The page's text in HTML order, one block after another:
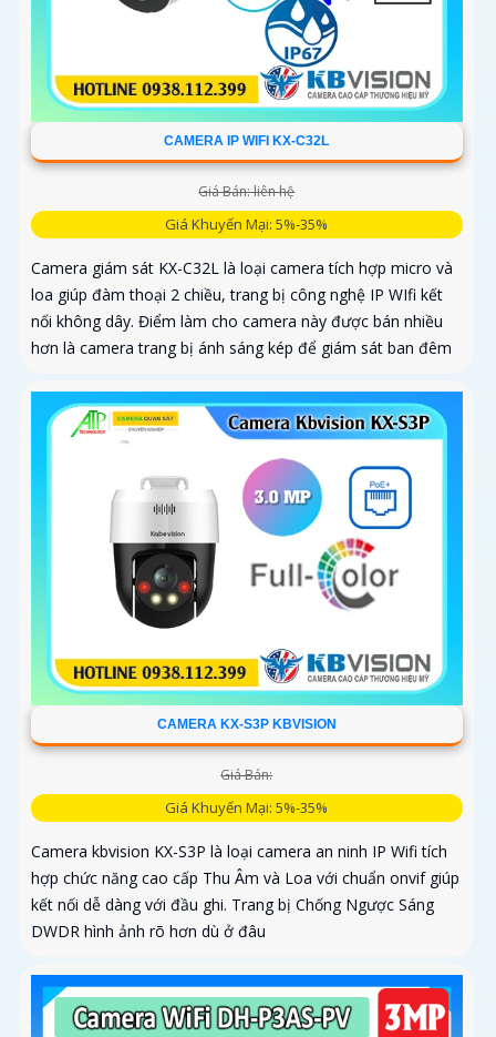
CAMERA IP WIFI KX-C32L
Giá Bán: liên hệ
Giá Khuyến Mại: 5%-35%
Camera giám sát KX-C32L là loại camera tích hợp micro và
loa giúp đàm thoại 2 chiều, trang bị công nghệ IP WIfi kết
nối không dây. Điểm làm cho camera này được bán nhiều
hơn là camera trang bị ánh sáng kép để giám sát ban đêm
CAMERA KX-S3P KBVISION
Giá Bán:
Giá Khuyến Mại: 5%-35%
Camera kbvision KX-S3P là loại camera an ninh IP Wifi tích
hợp chức năng cao cấp Thu Âm và Loa với chuẩn onvif giúp
kết nối dễ dàng với đầu ghi. Trang bị Chống Ngược Sáng
DWDR hình ảnh rõ hơn dù ở đâu